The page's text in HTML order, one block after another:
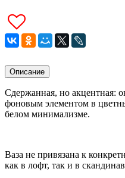
Описание
Сдержанная, но акцентная:
фоновым элементом в
белом минимализме.
Ваза не привязана к
как в лофт, так и в